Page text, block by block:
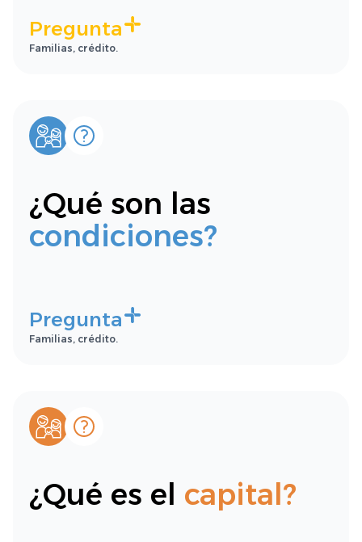
Pregunta
Familias, crédito.
¿Qué son las
condiciones?
Pregunta
Familias, crédito.
¿Qué es el capital?